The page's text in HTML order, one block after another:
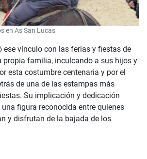
en As San Lucas
ese vínculo con las ferias y fiestas de
propia familia, inculcando a sus hijos y
esta costumbre centenaria y por el
de una de las estampas más
Su implicación y dedicación
figura reconocida entre quienes
y disfrutan de la bajada de los